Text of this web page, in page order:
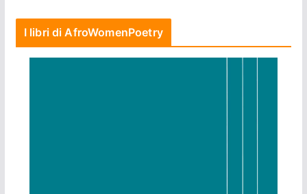
I libri di AfroWomenPoetry